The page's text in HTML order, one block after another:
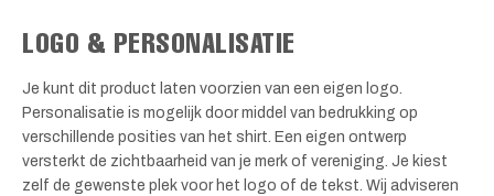
LOGO & PERSONALISATIE
Je kunt dit product laten voorzien van een eigen logo.
Personalisatie is mogelijk door middel van bedrukking op
verschillende posities van het shirt. Een eigen ontwerp
versterkt de zichtbaarheid van je merk of vereniging. Je kiest
zelf de gewenste plek voor het logo of de tekst. Wij adviseren